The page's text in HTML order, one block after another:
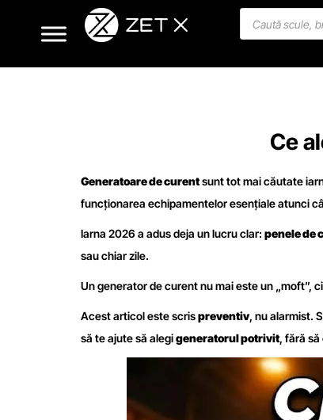
Ce
Generatoare de curentsunt tot mai căutate
funcționarea echipamentelor esențiale atunci
Iarna 2026 a adus deja un lucru clar: penele de
sau chiar zile.
Un generator de curent nu mai este un „moft”, ci
Acest articol este scrispreventiv, nu alarmist.
să te ajute să alegigeneratorul potrivit, fără să